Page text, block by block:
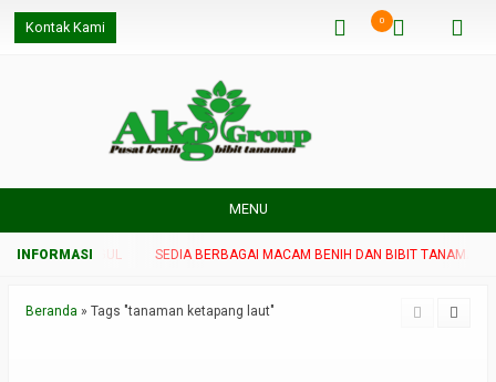
Kontak Kami 0
MENU
UNGGUL SEDIA BERBAGAI MACAM BENIH DAN BIBIT TANAMAN
Beranda » Tags "tanaman ketapang laut"